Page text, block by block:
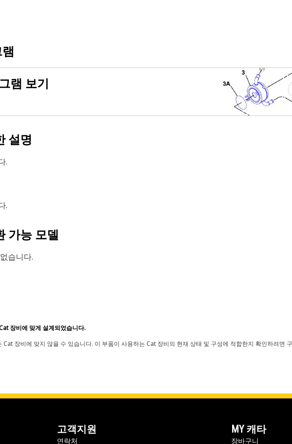
램 보기
설명
.
.
가능 모델
습니다.
장비에 맞게 설계되었습니다.
장비에 맞지 않을 수 있습니다. 이 부품이 사용하는 Cat 장비의 현재 상태 및 구성에 적합한지 확인하려면
고객지원
연락처
MY 캐타
장바구니